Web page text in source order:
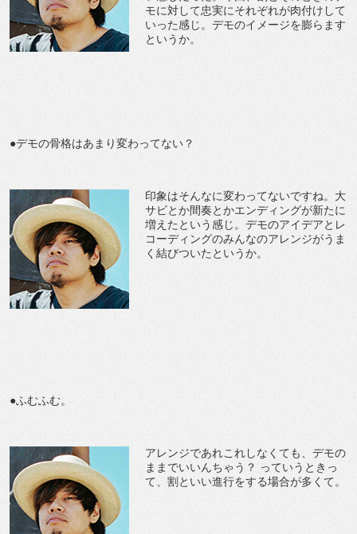
モに対して忠実にそれぞれが肉付けして
いった感じ。デモのイメージを膨らます
というか。
●デモの骨格はあまり変わってない？
印象はそんなに変わってないですね。大
サビとか間奏とかエンディングが新たに
増えたという感じ。デモのアイデアとレ
コーディングのみんなのアレンジがうま
く結びついたというか。
●ふむふむ。
アレンジであれこれしなくても、デモの
ままでいいんちゃう？ っていうときっ
て、割といい進行をする場合が多くて。